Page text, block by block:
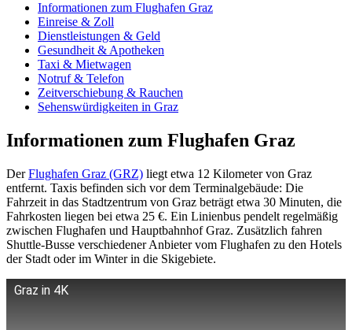
Informationen zum Flughafen Graz
Einreise & Zoll
Dienstleistungen & Geld
Gesundheit & Apotheken
Taxi & Mietwagen
Notruf & Telefon
Zeitverschiebung & Rauchen
Sehenswürdigkeiten in Graz
Informationen zum Flughafen Graz
DerFlughafen Graz (GRZ) liegt etwa 12 Kilometer von Graz
entfernt. Taxis befinden sich vor dem Terminalgebäude: Die
Fahrzeit in das Stadtzentrum von Graz beträgt etwa 30 Minuten, die
Fahrkosten liegen bei etwa 25 €. Ein Linienbus pendelt regelmäßig
zwischen Flughafen und Hauptbahnhof Graz. Zusätzlich fahren
Shuttle-Busse verschiedener Anbieter vom Flughafen zu den Hotels
der Stadt oder im Winter in die Skigebiete.
Graz in 4K